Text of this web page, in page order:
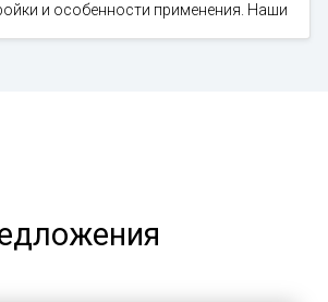
и особенности применения. Наши